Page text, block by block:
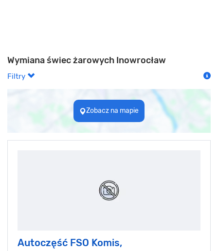
Wymiana świec żarowych Inowrocław
Filtry
Zobacz na mapie
Autoczęść FSO Komis,